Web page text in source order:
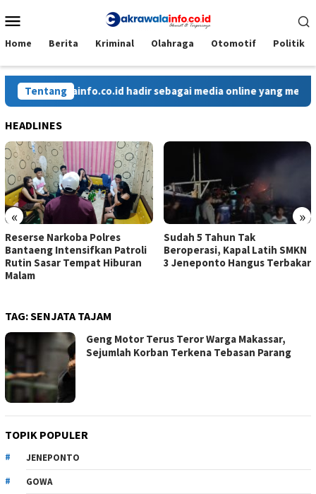
ke
Mobile
Home Berita Kriminal Olahraga Otomotif Politik
Tentang hadir sebagai media online yang menyajikan
HEADLINES
« »
Reserse Narkoba Polres
Bantaeng Intensifkan Patroli
Rutin Sasar Tempat Hiburan
Malam
Sudah 5 Tahun Tak
Beroperasi, Kapal Latih SMKN
3 Jeneponto Hangus Terbakar
TAG:SENJATA TAJAM
Geng Motor Terus Teror Warga Makassar,
Sejumlah Korban Terkena Tebasan Parang
TOPIK POPULER
JENEPONTO
GOWA